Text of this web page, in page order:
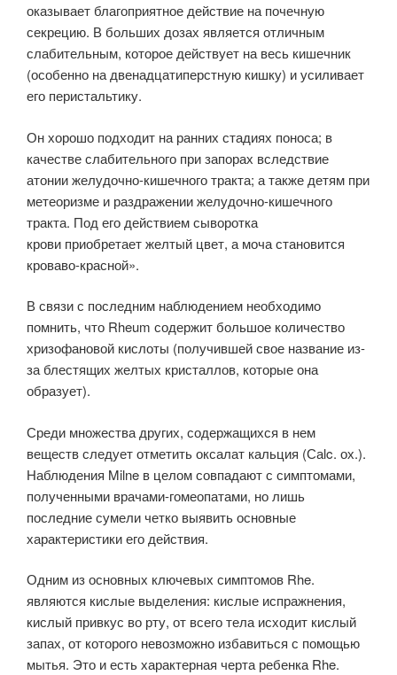
оказывает благоприятное действие на почечную
секрецию. В больших дозах является отличным
слабительным, которое действует на весь кишечник
(особенно на двенадцатиперстную кишку) и усиливает
его перистальтику.
Он хорошо подходит на ранних стадиях поноса; в
качестве слабительного при запорах вследствие
атонии желудочно-кишечного тракта; а также детям при
метеоризме и раздражении желудочно-кишечного
тракта. Под его действием сыворотка
крови приобретает желтый цвет, а моча становится
кроваво-красной».
В связи с последним наблюдением необходимо
помнить, что Rheum содержит большое количество
хризофановой кислоты (получившей свое название из-
за блестящих желтых кристаллов, которые она
образует).
Среди множества других, содержащихся в нем
веществ следует отметить оксалат кальция (Саlc. ох.).
Наблюдения Milne в целом совпадают с симптомами,
полученными врачами-гомеопатами, но лишь
последние сумели четко выявить основные
характеристики его действия.
Одним из основных ключевых симптомов Rhe.
являются кислые выделения: кислые испражнения,
кислый привкус во рту, от всего тела исходит кислый
запах, от которого невозможно избавиться с помощью
мытья. Это и есть характерная черта ребенка Rhe.